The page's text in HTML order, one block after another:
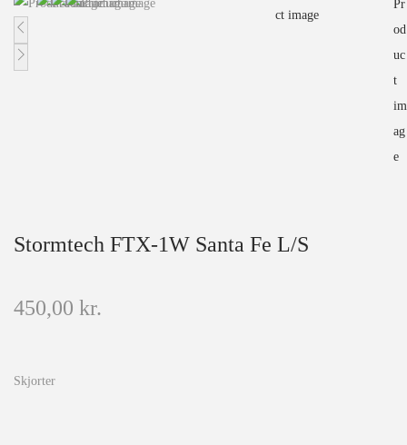
Stormtech FTX-1W Santa Fe L/S
450,00 kr.
Skjorter